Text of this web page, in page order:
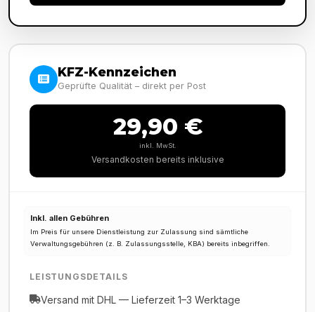
KFZ-Kennzeichen
Geprüfte Qualität – direkt per Post
29,90 €
inkl. MwSt.
Versandkosten bereits inklusive
Inkl. allen Gebühren
Im Preis für unsere Dienstleistung zur Zulassung sind sämtliche
Verwaltungsgebühren (z. B. Zulassungsstelle, KBA) bereits inbegriffen.
LEISTUNGSDETAILS
Versand mit DHL — Lieferzeit 1–3 Werktage